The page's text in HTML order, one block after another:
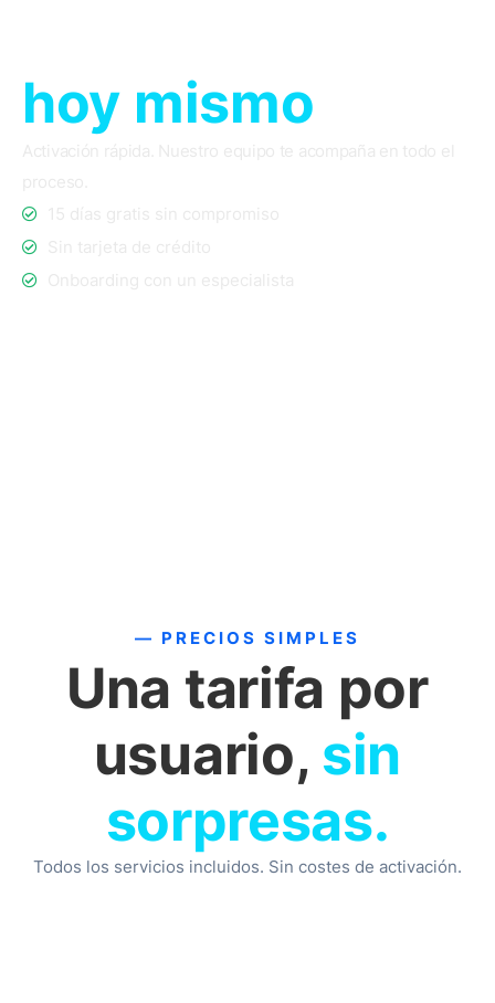
hoy mismo
— PRECIOS SIMPLES
Una tarifa por
usuario, sin
sorpresas.
Todos los servicios incluidos. Sin costes de activación.